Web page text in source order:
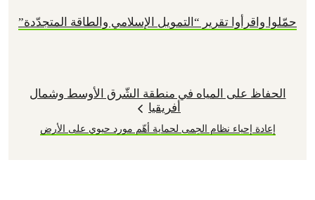
حمّلوا واقرأوا تقرير “التمويل الإسلامي والطاقة المتجدّدة”
الحفاظ على المياه في منطقة الشّرق الأوسط وشمال
أفريقيا
إعادة إحياء نظام الحِمى لحماية أهّم مورد حيوي على الأرض